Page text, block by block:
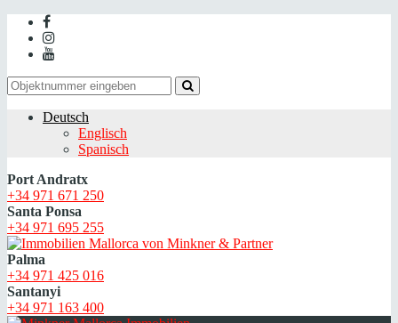
Deutsch
Englisch
Spanisch
Port Andratx
+34 971 671 250
Santa Ponsa
+34 971 695 255
Palma
+34 971 425 016
Santanyi
+34 971 163 400